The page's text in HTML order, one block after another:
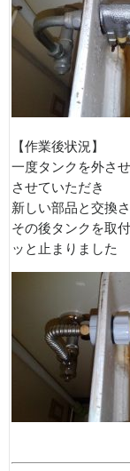
【作業後状況】
一度タンクを外さ
させていただき
新しい部品と交換
その後タンクを取
ッと止まりました